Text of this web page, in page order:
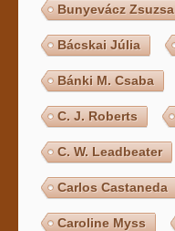
Bunyevácz Zsuzsa
Bácskai Júlia
Bánki M. Csaba
C. J. Roberts
C. W. Leadbeater
Carlos Castaneda
Caroline Myss